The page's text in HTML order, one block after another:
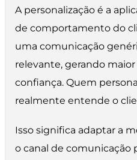
A personalização é a
de comportamento do
uma comunicação
relevante, gerando
confiança. Quem
realmente entende o
Isso significa adaptar a
o canal de comunicação